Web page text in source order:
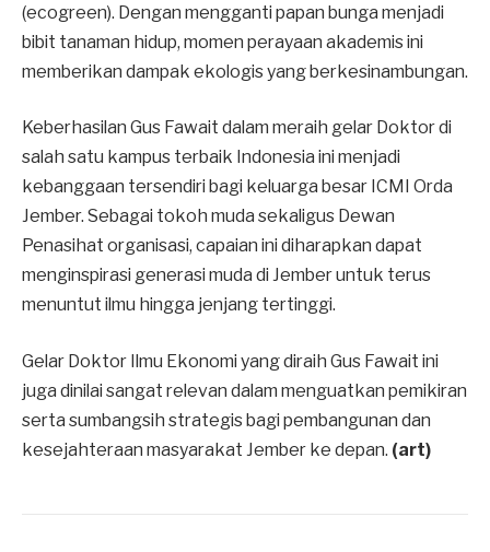
(ecogreen). Dengan mengganti papan bunga menjadi
bibit tanaman hidup, momen perayaan akademis ini
memberikan dampak ekologis yang berkesinambungan.
Keberhasilan Gus Fawait dalam meraih gelar Doktor di
salah satu kampus terbaik Indonesia ini menjadi
kebanggaan tersendiri bagi keluarga besar ICMI Orda
Jember. Sebagai tokoh muda sekaligus Dewan
Penasihat organisasi, capaian ini diharapkan dapat
menginspirasi generasi muda di Jember untuk terus
menuntut ilmu hingga jenjang tertinggi.
Gelar Doktor Ilmu Ekonomi yang diraih Gus Fawait ini
juga dinilai sangat relevan dalam menguatkan pemikiran
serta sumbangsih strategis bagi pembangunan dan
kesejahteraan masyarakat Jember ke depan. (art)